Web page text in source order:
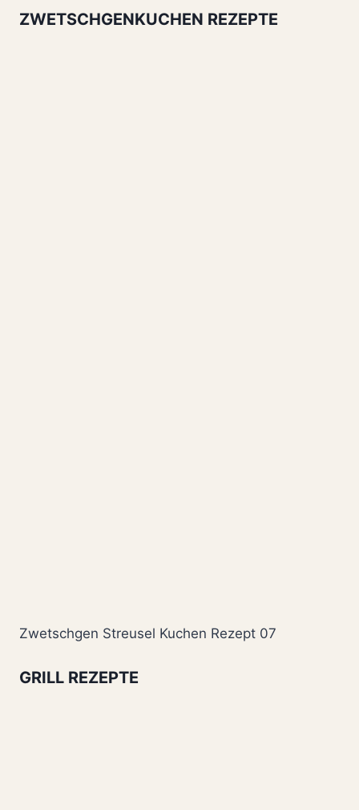
ZWETSCHGENKUCHEN REZEPTE
Zwetschgen Streusel Kuchen Rezept 07
GRILL REZEPTE